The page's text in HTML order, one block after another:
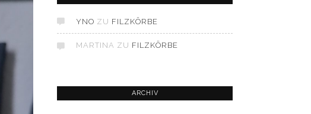
YNO ZU FILZKÖRBE
MARTINA ZU FILZKÖRBE
ARCHIV